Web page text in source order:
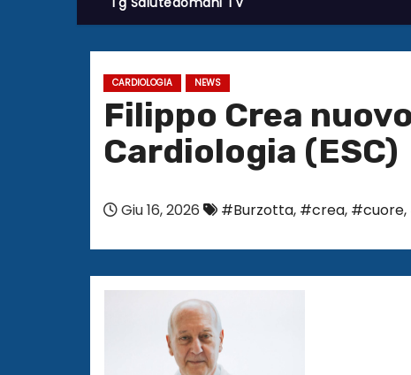
CARDIOLOGIA NEWS
Filippo Crea
Cardiologia (ESC)
Giu 16, 2026 #Burzotta, #crea, #cuore,